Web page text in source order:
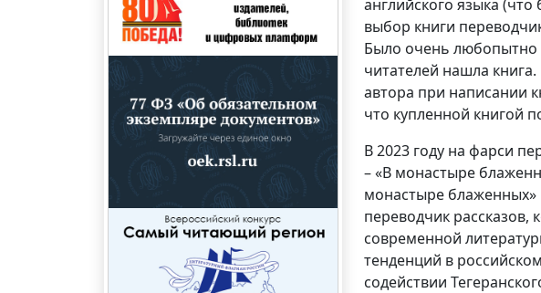
английского языка
выбор книги
Было очень любопытно
читателей нашла
автора при написании
что купленной книгой
В 2023 году на фарси
– «В монастыре
монастыре блаженных»
переводчик
современной
тенденций в
содействии